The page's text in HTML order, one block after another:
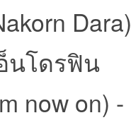
นโดรฟิน
now on) -